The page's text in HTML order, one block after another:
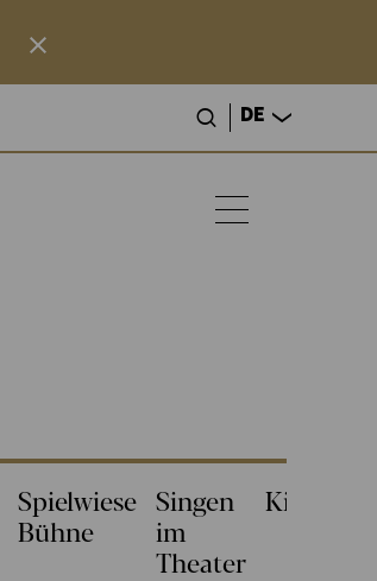
DE
Spielwiese
Bühne
Singen
im
Theater
Kino